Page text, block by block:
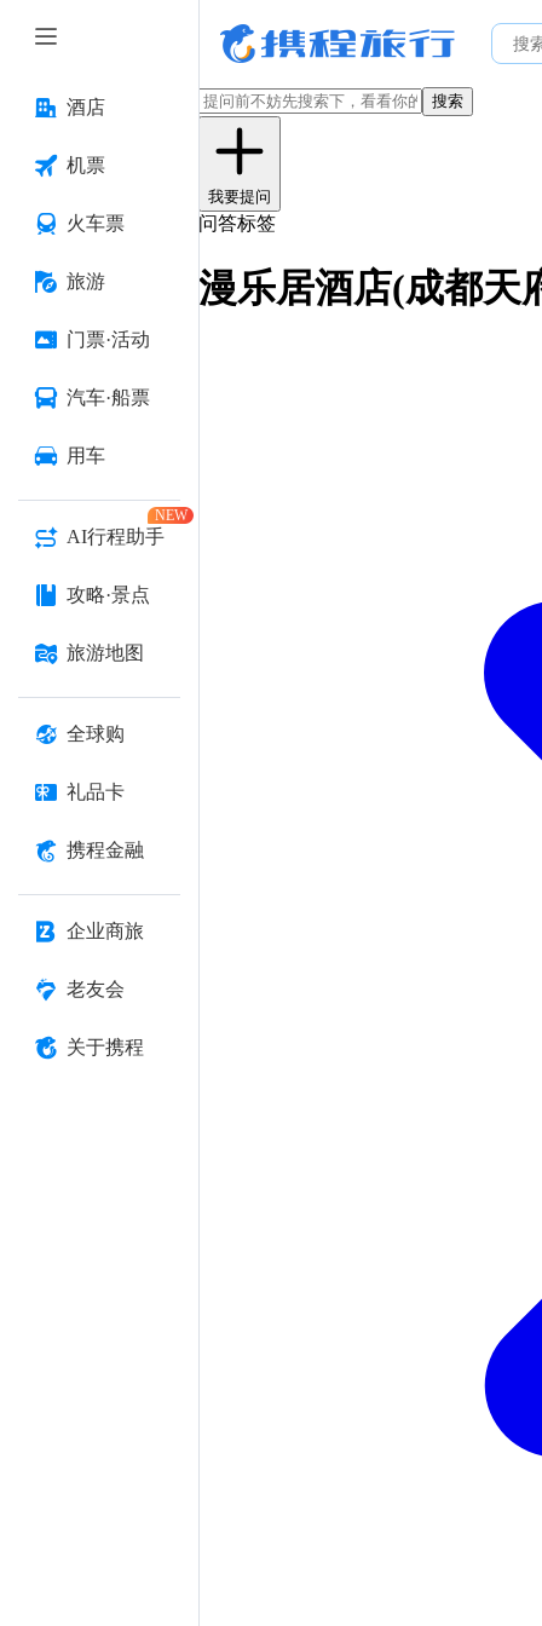
酒店
机票
火车票
旅游
门票·活动
汽车·船票
用车
AI行程助手
NEW
攻略·景点
旅游地图
全球购
礼品卡
携程金融
企业商旅
老友会
关于携程
搜索
我要提问
问答标签
漫乐居酒店(成都天